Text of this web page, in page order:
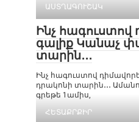
ԱՍՏՂԱԳՈՒՇԱԿ
Ինչ հագուստով
գալիք Կանաչ
տարին․․․
Ինչ հագուստով
դրակոնի տարին․․․
գրեթե 1ամիս,
ՀԵՏԱՔՐՔԻՐ